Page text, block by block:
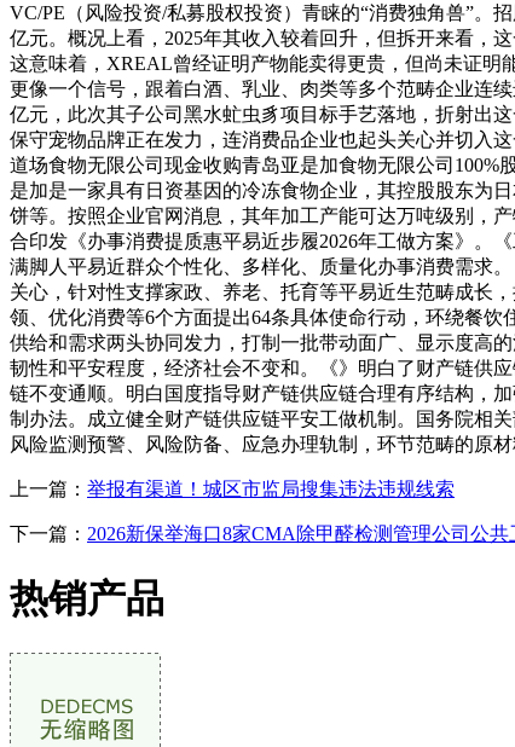
VC/PE（风险投资/私募股权投资）青睐的“消费独角兽”。
亿元。概况上看，2025年其收入较着回升，但拆开来看，
这意味着，XREAL曾经证明产物能卖得更贵，但尚未证明
更像一个信号，跟着白酒、乳业、肉类等多个范畴企业连
亿元，此次其子公司黑水虻虫豸项目标手艺落地，折射出
保守宠物品牌正在发力，连消费品企业也起头关心并切入
道场食物无限公司现金收购青岛亚是加食物无限公司
是加是一家具有日资基因的冷冻食物企业，其控股股东为
饼等。按照企业官网消息，其年加工产能可达万吨级别，
合印发《办事消费提质惠平易近步履2026年工做方案》。
满脚人平易近群众个性化、多样化、质量化办事消费需求
关心，针对性支撑家政、养老、托育等平易近生范畴成长
领、优化消费等6个方面提出64条具体使命行动，环绕餐
供给和需求两头协同发力，打制一批带动面广、显示度高
韧性和平安程度，经济社会不变和。《》明白了财产链供
链不变通顺。明白国度指导财产链供应链合理有序结构，
制办法。成立健全财产链供应链平安工做机制。国务院相
风险监测预警、风险防备、应急办理轨制，环节范畴的原
上一篇： 举报有渠道！城区市监局搜集违法违规线索
下一篇： 2026新保举海口8家CMA除甲醛检测管理公司公共
热销产品